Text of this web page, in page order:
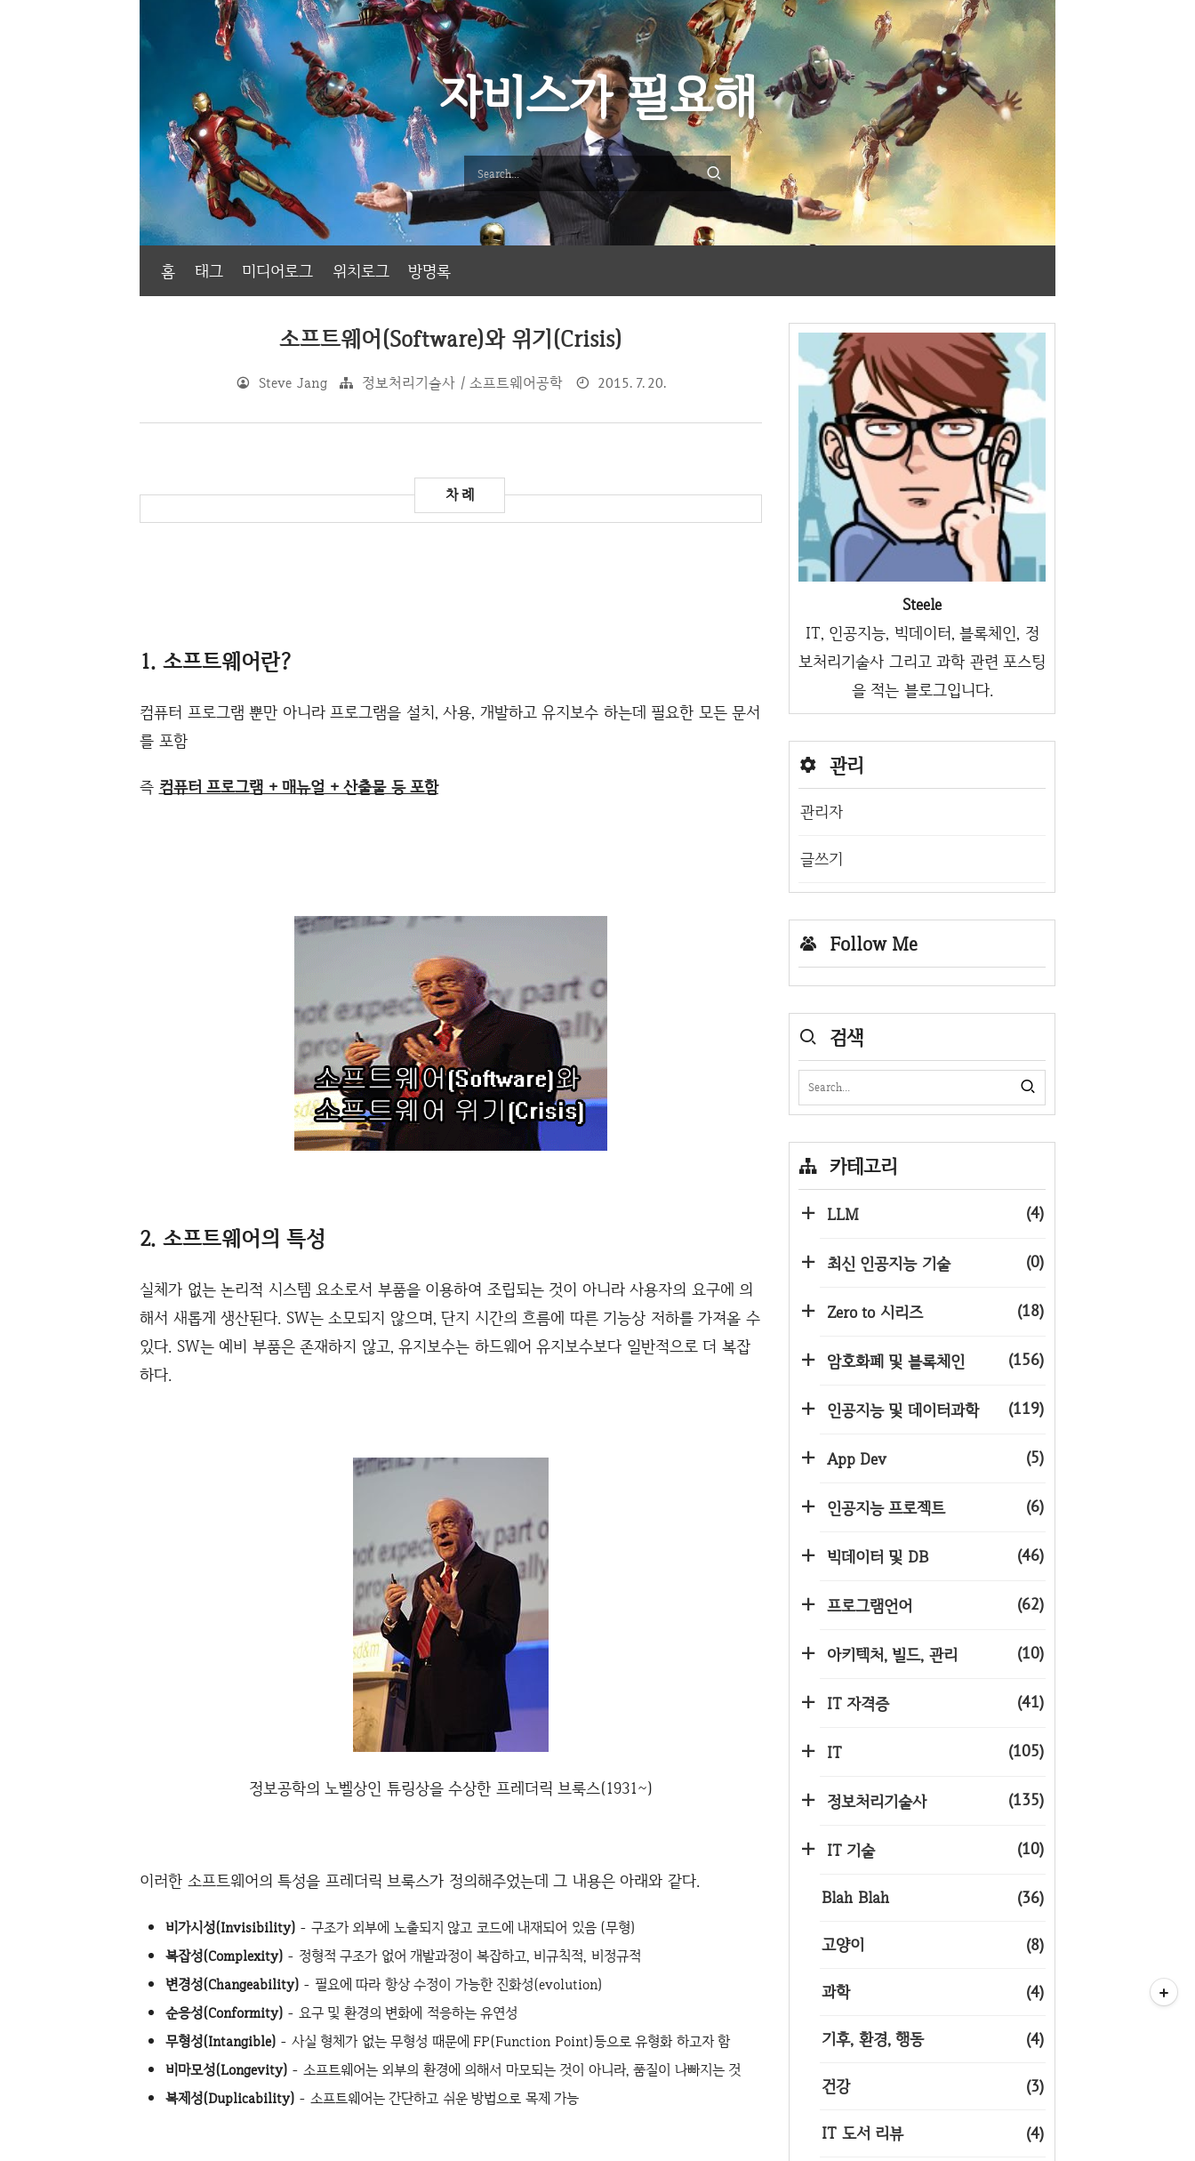
자비스가 필요해
홈 태그 미디어로그 위치로그 방명록
소프트웨어(Software)와 위기(Crisis)
Steve Jang 정보처리기술사 / 소프트웨어공학 2015. 7. 20.
1. 소프트웨어란?
컴퓨터 프로그램 뿐만 아니라 프로그램을 설치, 사용, 개발하고 유지보수 하는데 필요한 모든 문서
를 포함
즉 컴퓨터 프로그램 + 매뉴얼 + 산출물 등 포함
2. 소프트웨어의 특성
실체가 없는 논리적 시스템 요소로서 부품을 이용하여 조립되는 것이 아니라 사용자의 요구에 의
해서 새롭게 생산된다. SW는 소모되지 않으며, 단지 시간의 흐름에 따른 기능상 저하를 가져올 수
있다. SW는 예비 부품은 존재하지 않고, 유지보수는 하드웨어 유지보수보다 일반적으로 더 복잡
하다.
정보공학의 노벨상인 튜링상을 수상한 프레더릭 브룩스(1931~)
이러한 소프트웨어의 특성을 프레더릭 브룩스가 정의해주었는데 그 내용은 아래와 같다.
비가시성(Invisibility) - 구조가 외부에 노출되지 않고 코드에 내재되어 있음 (무형)
복잡성(Complexity) - 정형적 구조가 없어 개발과정이 복잡하고, 비규칙적, 비정규적
변경성(Changeability) - 필요에 따라 항상 수정이 가능한 진화성(evolution)
순응성(Conformity) - 요구 및 환경의 변화에 적응하는 유연성
무형성(Intangible) - 사실 형체가 없는 무형성 때문에 FP(Function Point)등으로 유형화 하고자 함
비마모성(Longevity) - 소프트웨어는 외부의 환경에 의해서 마모되는 것이 아니라, 품질이 나빠지는 것
복제성(Duplicability) - 소프트웨어는 간단하고 쉬운 방법으로 목제 가능
Steele
IT, 인공지능, 빅데이터, 블록체인, 정
보처리기술사 그리고 과학 관련 포스팅
을 적는 블로그입니다.
관리
관리자
글쓰기
Follow Me
검색
카테고리
LLM (4)
최신 인공지능 기술 (0)
Zero to 시리즈 (18)
암호화폐 및 블록체인 (156)
인공지능 및 데이터과학 (119)
App Dev (5)
인공지능 프로젝트 (6)
빅데이터 및 DB (46)
프로그램언어 (62)
아키텍처, 빌드, 관리 (10)
IT 자격증 (41)
IT (105)
정보처리기술사 (135)
IT 기술 (10)
Blah Blah (36)
고양이 (8)
과학 (4)
기후, 환경, 행동 (4)
건강 (3)
IT 도서 리뷰 (4)